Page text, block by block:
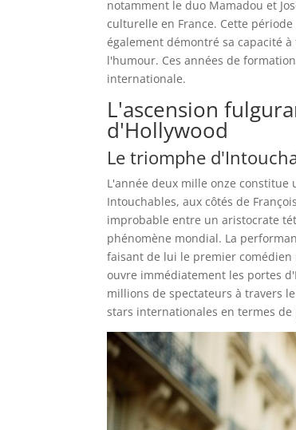
notamment le duo Mamadou et
culturelle en France. Cette
également démontré sa capacité
l'humour. Ces années de
internationale.
L'ascension
d'Hollywood
Le triomphe
L'année deux mille onze
Intouchables, aux côtés de
improbable entre un aristocrate
phénomène mondial. La
faisant de lui le premier comédien
ouvre immédiatement les portes
millions de spectateurs à travers
stars internationales en termes